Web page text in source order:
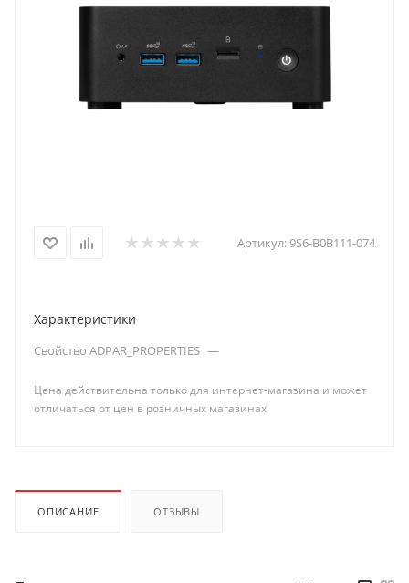
Артикул:9S6-B0B111-074
Характеристики
Свойство ADPAR_PROPERTIES —
Цена действительна только для интернет-магазина и может
отличаться от цен в розничных магазинах
ОПИСАНИЕ ОТЗЫВЫ